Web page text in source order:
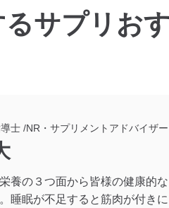
サプリお
導士 /NR・サプリメントアドバイザー
養の３つ面から皆様の健康的
睡眠が不足すると筋肉が付き